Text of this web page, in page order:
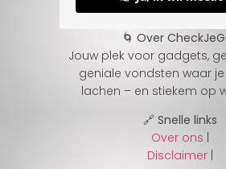
🌀 Over
Jouw plek voor gadgets,
geniale vondsten waar
lachen – en stiekem op
🔗 Snelle links
Over ons
Disclaimer